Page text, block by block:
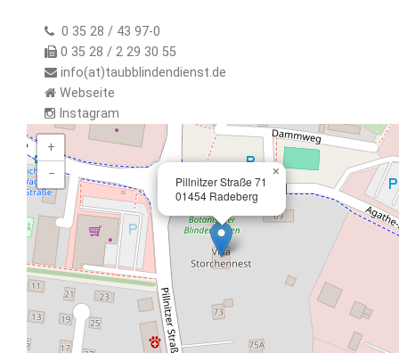
0 35 28 / 43 97-0
0 35 28 / 2 29 30 55
info(at)taubblindendienst.de
Webseite
Instagram
Pillnitzer Straße 71
01454 Radeberg
×
+
−